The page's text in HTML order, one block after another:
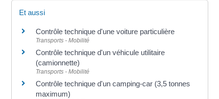
Et aussi
Contrôle technique d'une voiture particulière
Transports - Mobilité
Contrôle technique d'un véhicule utilitaire
(camionnette)
Transports - Mobilité
Contrôle technique d'un camping-car (3,5 tonnes
maximum)